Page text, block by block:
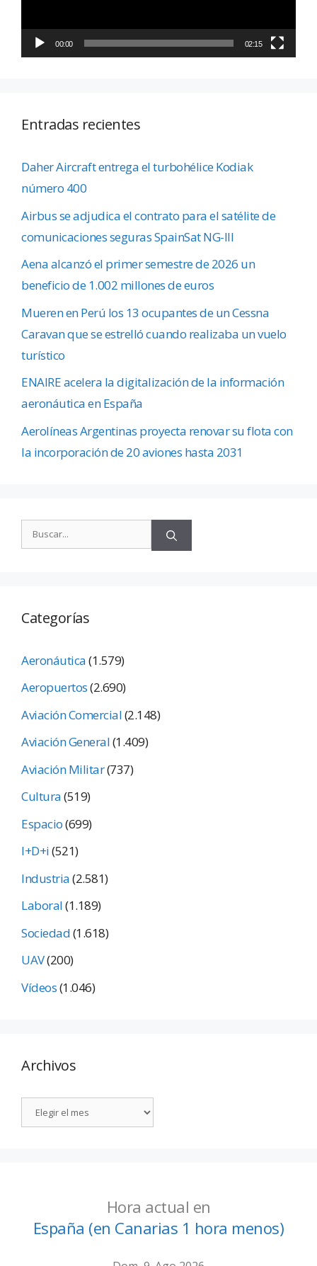
00:00 02:15
Entradas recientes
Daher Aircraft entrega el turbohélice Kodiak
número 400
Airbus se adjudica el contrato para el satélite de
comunicaciones seguras SpainSat NG-III
Aena alcanzó el primer semestre de 2026 un
beneficio de 1.002 millones de euros
Mueren en Perú los 13 ocupantes de un Cessna
Caravan que se estrelló cuando realizaba un vuelo
turístico
ENAIRE acelera la digitalización de la información
aeronáutica en España
Aerolíneas Argentinas proyecta renovar su flota con
la incorporación de 20 aviones hasta 2031
Categorías
Aeronáutica(1.579)
Aeropuertos(2.690)
Aviación Comercial(2.148)
Aviación General(1.409)
Aviación Militar(737)
Cultura(519)
Espacio(699)
I+D+i(521)
Industria(2.581)
Laboral(1.189)
Sociedad(1.618)
UAV(200)
Vídeos(1.046)
Archivos
Hora actual en
España (en Canarias 1 hora menos)